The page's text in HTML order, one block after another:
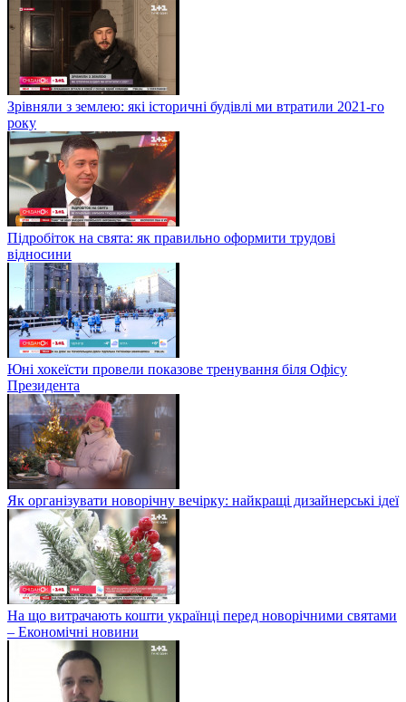
Зрівняли з землею: які історичні будівлі ми втратили 2021-го
року
Підробіток на свята: як правильно оформити трудові
відносини
Юні хокеїсти провели показове тренування біля Офісу
Президента
Як організувати новорічну вечірку: найкращі дизайнерські ідеї
На що витрачають кошти українці перед новорічними святами
– Економічні новини